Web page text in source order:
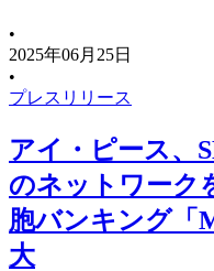
アイ・ピース、
のネットワーク
胞バンキング「
大
•
2025年06月25日
•
プレスリリース